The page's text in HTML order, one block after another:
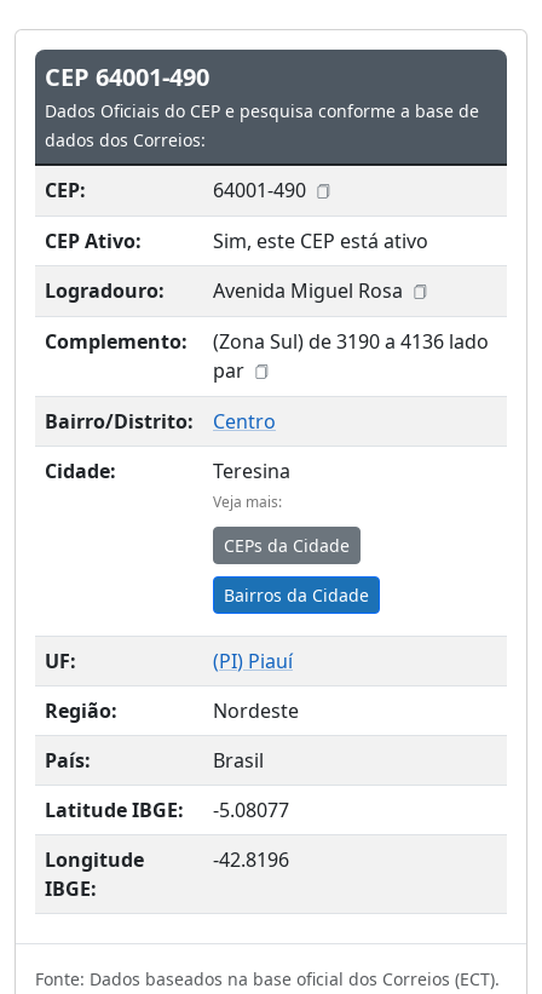
CEP 64001-490
Dados Oficiais do CEP e pesquisa conforme a base de
dados dos Correios:
CEP:
64001-490
CEP Ativo:
Sim, este CEP está ativo
Logradouro:
Avenida Miguel Rosa
Complemento:
(Zona Sul) de 3190 a 4136 lado
par
Bairro/Distrito:
Centro
Cidade:
Teresina
Veja mais:
CEPs da Cidade
Bairros da Cidade
UF: (PI) Piauí
Região:
Nordeste
País:
Brasil
Latitude IBGE:
-5.08077
Longitude
IBGE:
-42.8196
Fonte: Dados baseados na base oficial dos Correios (ECT).